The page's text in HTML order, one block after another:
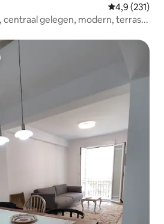
Gemiddelde
4,9 (231)
centraal gelegen, modern, terras...